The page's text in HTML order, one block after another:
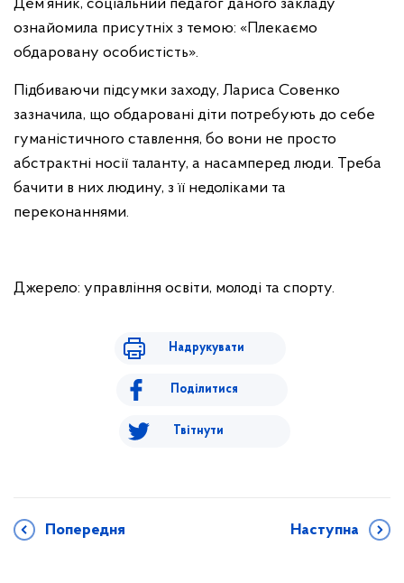
Дем’яник, соціальний педагог даного закладу
ознайомила присутніх з темою: «Плекаємо
обдаровану особистість».
Підбиваючи підсумки заходу, Лариса Совенко
зазначила, що обдаровані діти потребують до себе
гуманістичного ставлення, бо вони не просто
абстрактні носії таланту, а насамперед люди. Треба
бачити в них людину, з її недоліками та
переконаннями.
Джерело: управління освіти, молоді та спорту.
Надрукувати
Поділитися
Твітнути
Попередня Наступна